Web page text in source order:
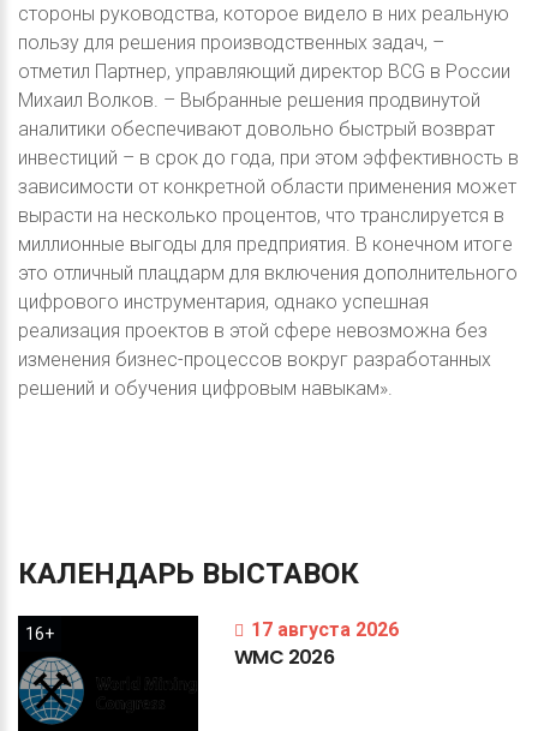
стороны руководства, которое видело в них реальную
пользу для решения производственных задач, –
отметил Партнер, управляющий директор BCG в России
Михаил Волков. – Выбранные решения продвинутой
аналитики обеспечивают довольно быстрый возврат
инвестиций – в срок до года, при этом эффективность в
зависимости от конкретной области применения может
вырасти на несколько процентов, что транслируется в
миллионные выгоды для предприятия. В конечном итоге
это отличный плацдарм для включения дополнительного
цифрового инструментария, однако успешная
реализация проектов в этой сфере невозможна без
изменения бизнес-процессов вокруг разработанных
решений и обучения цифровым навыкам».
КАЛЕНДАРЬ ВЫСТАВОК
16+ 17 августа 2026
WMC 2026